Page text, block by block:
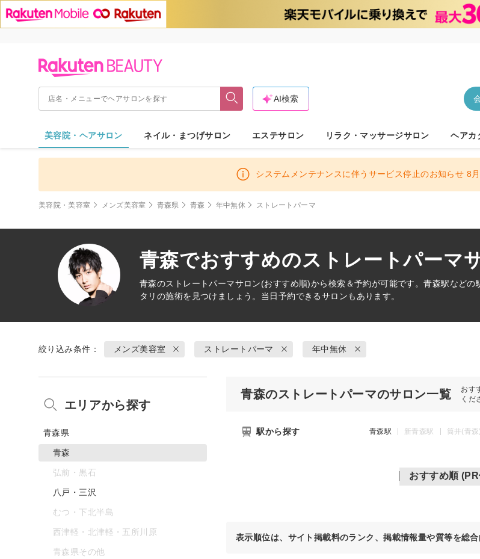
AI検索
美容院・ヘアサロン ネイル・まつげサロン エステサロン リラク・マッサージサロン ヘアカ
システムメンテナンスに伴うサービス停止のお知らせ 8
美容院・美容室 メンズ美容室 青森県 青森 年中無休 ストレートパーマ
青森でおすすめのストレートパーマ
青森のストレートパーマサロン(おすすめ順)から検索＆予約が可能です。青森駅など
タリの施術を見つけましょう。当日予約できるサロンもあります。
絞り込み条件： メンズ美容室 ストレートパーマ 年中無休
青森のストレートパーマのサロン一覧
おす
くだ
駅から探す 青森駅 新青森駅 筒井(青
おすすめ順
表示順位は、サイト掲載料のランク、掲載情報量や質等を総合
エリアから探す
青森県
青森
弘前・黒石
八戸・三沢
むつ・下北半島
西津軽・北津軽・五所川原
青森県その他